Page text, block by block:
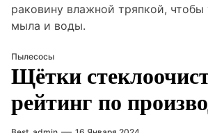
раковину влажной тряпкой, чтобы
мыла и воды.
Пылесосы
Щётки
рейтинг по